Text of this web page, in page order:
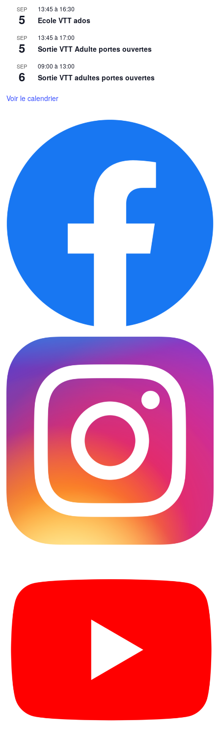
SEP
5
13:45 à 16:30
Ecole VTT ados
SEP
5
13:45 à 17:00
Sortie VTT Adulte portes ouvertes
SEP
6
09:00 à 13:00
Sortie VTT adultes portes ouvertes
Voir le calendrier